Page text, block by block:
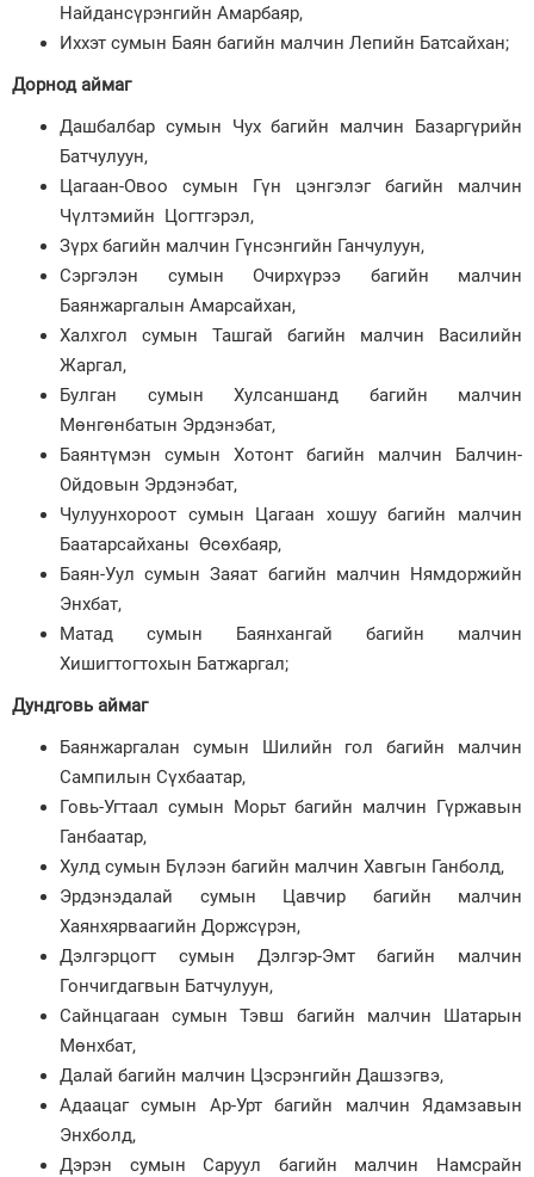
Найдансүрэнгийн Амарбаяр,
Иххэт сумын Баян багийн малчин Лепийн Батсайхан;
Дорнод аймаг
Дашбалбар сумын Чух багийн малчин Базаргүрийн
Батчулуун,
Цагаан-Овоо сумын Гүн цэнгэлэг багийн малчин
Чүлтэмийн Цогтгэрэл,
Зүрх багийн малчин Гүнсэнгийн Ганчулуун,
Сэргэлэн сумын Очирхүрээ багийн малчин
Баянжаргалын Амарсайхан,
Халхгол сумын Ташгай багийн малчин Василийн
Жаргал,
Булган сумын Хулсаншанд багийн малчин
Мөнгөнбатын Эрдэнэбат,
Баянтүмэн сумын Хотонт багийн малчин Балчин-
Ойдовын Эрдэнэбат,
Чулуунхороот сумын Цагаан хошуу багийн малчин
Баатарсайханы Өсөхбаяр,
Баян-Уул сумын Заяат багийн малчин Нямдоржийн
Энхбат,
Матад сумын Баянхангай багийн малчин
Хишигтогтохын Батжаргал;
Дундговь аймаг
Баянжаргалан сумын Шилийн гол багийн малчин
Сампилын Сүхбаатар,
Говь-Угтаал сумын Морьт багийн малчин Гүржавын
Ганбаатар,
Хулд сумын Бүлээн багийн малчин Хавгын Ганболд,
Эрдэнэдалай сумын Цавчир багийн малчин
Хаянхярваагийн Доржсүрэн,
Дэлгэрцогт сумын Дэлгэр-Эмт багийн малчин
Гончигдагвын Батчулуун,
Сайнцагаан сумын Тэвш багийн малчин Шатарын
Мөнхбат,
Далай багийн малчин Цэсрэнгийн Дашзэгвэ,
Адаацаг сумын Ар-Урт багийн малчин Ядамзавын
Энхболд,
Дэрэн сумын Саруул багийн малчин Намсрайн